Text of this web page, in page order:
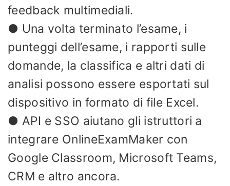
feedback multimediali.
● Una volta terminato l’esame, i
punteggi dell’esame, i rapporti sulle
domande, la classifica e altri dati di
analisi possono essere esportati sul
dispositivo in formato di file Excel.
● API e SSO aiutano gli istruttori a
integrare OnlineExamMaker con
Google Classroom, Microsoft Teams,
CRM e altro ancora.